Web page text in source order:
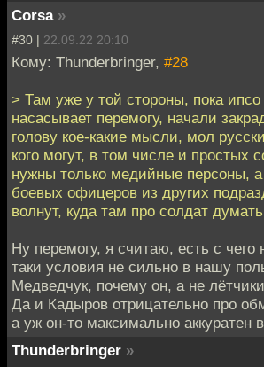
Corsa »
#30 | 22.09.22 20:10
Кому: Thunderbringer, #28
> Там уже у той стороны, пока ипсо
насасывает перемогу, начали
голову кое-какие мысли, мол
кого могут, в том числе и простых
нужны только медийные персоны,
боевых офицеров из других
волнут, куда там про солдат
Ну перемогу, я считаю, есть с чего
таки условия не сильно в нашу
Медведчук, почему он, а не
Да и Кадыров отрицательно про
а уж он-то максимально аккуратен
Thunderbringer »